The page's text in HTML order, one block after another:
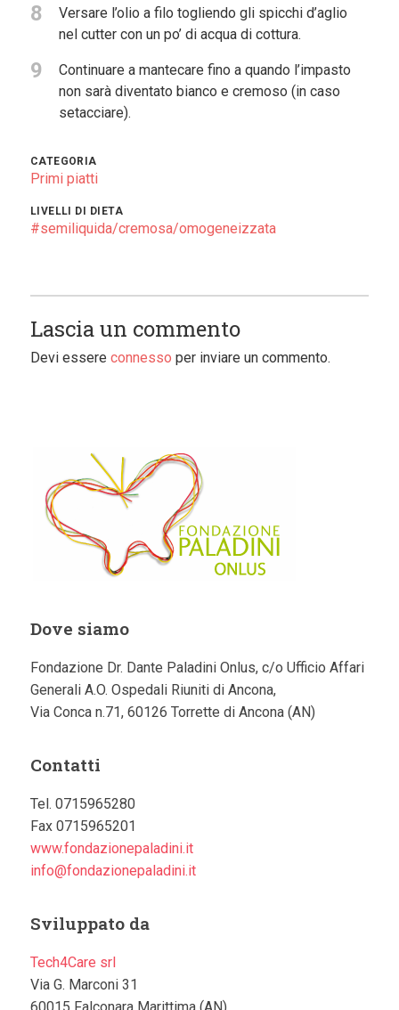
8
Versare l’olio a filo togliendo gli spicchi d’aglio
nel cutter con un po’ di acqua di cottura.
9
Continuare a mantecare fino a quando l’impasto
non sarà diventato bianco e cremoso (in caso
setacciare).
CATEGORIA
Primi piatti
LIVELLI DI DIETA
#semiliquida/cremosa/omogeneizzata
Lascia un commento
Devi essere connesso per inviare un commento.
Dove siamo
Fondazione Dr. Dante Paladini Onlus, c/o Ufficio Affari
Generali A.O. Ospedali Riuniti di Ancona,
Via Conca n.71, 60126 Torrette di Ancona (AN)
Contatti
Tel. 0715965280
Fax 0715965201
www.fondazionepaladini.it
info@fondazionepaladini.it
Sviluppato da
Tech4Care srl
Via G. Marconi 31